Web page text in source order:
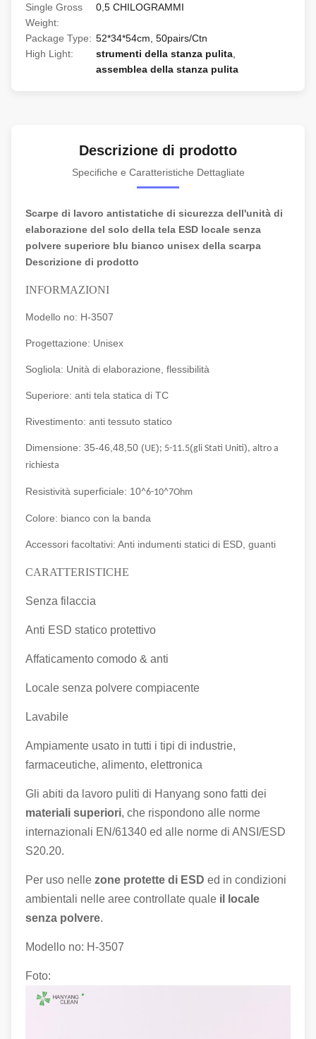
Single Gross
Weight:
0,5 CHILOGRAMMI
Package Type: 52*34*54cm, 50pairs/Ctn
High Light:
strumenti della stanza pulita
assemblea della stanza pulita
Descrizione di prodotto
Specifiche e Caratteristiche Dettagliate
Scarpe di lavoro antistatiche di sicurezza dell'unità di
elaborazione del solo della tela ESD locale senza
polvere superiore blu bianco unisex della scarpa
Descrizione di prodotto
INFORMAZIONI
Modello no: H-3507
Progettazione: Unisex
Sogliola: Unità di elaborazione, flessibilità
Superiore: anti tela statica di TC
Rivestimento: anti tessuto statico
Dimensione: 35-46,48,50 (UE); 5-11.5(gli Stati Uniti), altro a
richiesta
Resistività superficiale: 10^6-10^7Ohm
Colore: bianco con la banda
Accessori facoltativi: Anti indumenti statici di ESD, guanti
CARATTERISTICHE
Senza filaccia
Anti ESD statico protettivo
Affaticamento comodo & anti
Locale senza polvere compiacente
Lavabile
Ampiamente usato in tutti i tipi di industrie,
farmaceutiche, alimento, elettronica
Gli abiti da lavoro puliti di Hanyang sono fatti dei
materiali superiori, che rispondono alle norme
internazionali EN/61340 ed alle norme di ANSI/ESD
S20.20.
Per uso nelle zone protette di ESD ed in condizioni
ambientali nelle aree controllate quale il locale
senza polvere.
Modello no: H-3507
Foto: